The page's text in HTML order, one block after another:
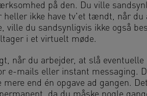
på den. Du ville
heller ikke have tv'et tændt, når
ville du sandsynligvis ikke også
i et virtuelt møde.
når du arbejder, at slå
e-mails eller instant messaging.
mere end én opgave ad gangen.